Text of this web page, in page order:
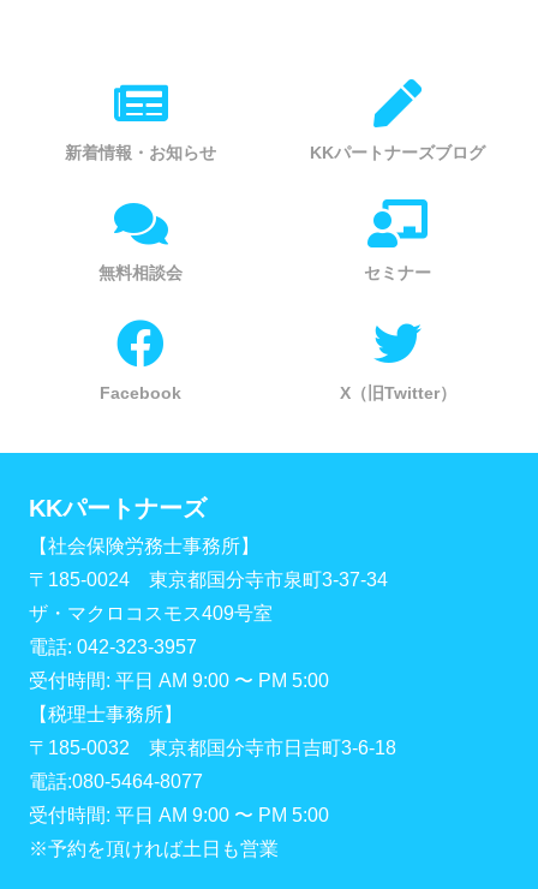
新着情報・お知らせ KKパートナーズブログ
無料相談会 セミナー
Facebook X（旧Twitter）
KKパートナーズ
【社会保険労務士事務所】
〒185-0024 東京都国分寺市泉町3-37-34
ザ・マクロコスモス409号室
電話: 042-323-3957
受付時間: 平日 AM 9:00 〜 PM 5:00
【税理士事務所】
〒185-0032 東京都国分寺市日吉町3-6-18
電話:080-5464-8077
受付時間: 平日 AM 9:00 〜 PM 5:00
※予約を頂ければ土日も営業